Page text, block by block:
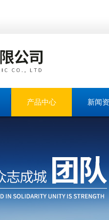
产品中心 新闻